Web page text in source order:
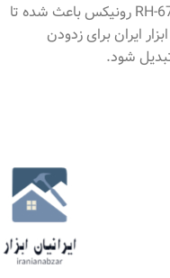
ویژگی‌ها و مزایای بادپاش حرفه‌ای دلتا RH-6702 رونیکس باعث شده تا
ایران برای زدودن
شود.